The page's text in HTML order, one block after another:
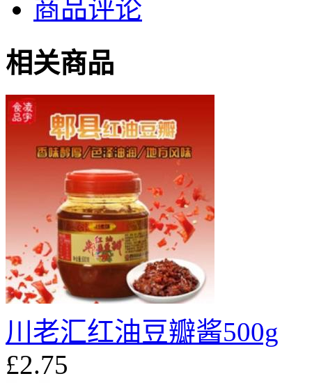
商品评论
相关商品
川老汇红油豆瓣酱500g
£2.75